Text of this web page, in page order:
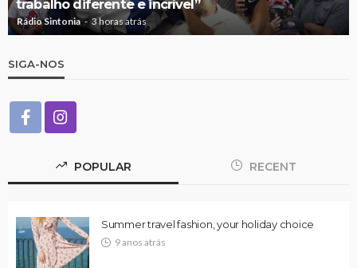
trabalho diferente e incrível”
Rádio Sintonia 3 horas atrás
SIGA-NOS
POPULAR RECENT
Summer travel fashion, your holiday choice
9 anos atrás